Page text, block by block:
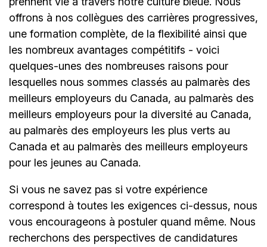
offrons à nos collègues des carrières progressives,
une formation complète, de la flexibilité ainsi que
les nombreux avantages compétitifs - voici
quelques-unes des nombreuses raisons pour
lesquelles nous sommes classés au palmarès des
meilleurs employeurs du Canada, au palmarès des
meilleurs employeurs pour la diversité au Canada,
au palmarès des employeurs les plus verts au
Canada et au palmarès des meilleurs employeurs
pour les jeunes au Canada.
Si vous ne savez pas si votre expérience
correspond à toutes les exigences ci-dessus, nous
vous encourageons à postuler quand même. Nous
recherchons des perspectives de candidatures